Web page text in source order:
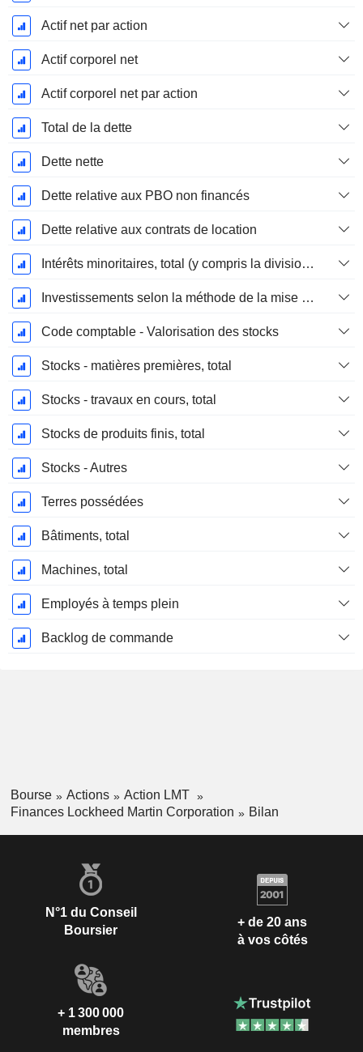
Actif net par action
Actif corporel net
Actif corporel net par action
Total de la dette
Dette nette
Dette relative aux PBO non financés
Dette relative aux contrats de location
Intérêts minoritaires, total (y compris la division financière)
Investissements selon la méthode de la mise en équivalence, total
Code comptable - Valorisation des stocks
Stocks - matières premières, total
Stocks - travaux en cours, total
Stocks de produits finis, total
Stocks - Autres
Terres possédées
Bâtiments, total
Machines, total
Employés à temps plein
Backlog de commande
Bourse Actions
Action LMT
Finances Lockheed Martin Corporation
Bilan
N°1 du Conseil
Boursier
+ de 20 ans
à vos côtés
+ 1 300 000
membres